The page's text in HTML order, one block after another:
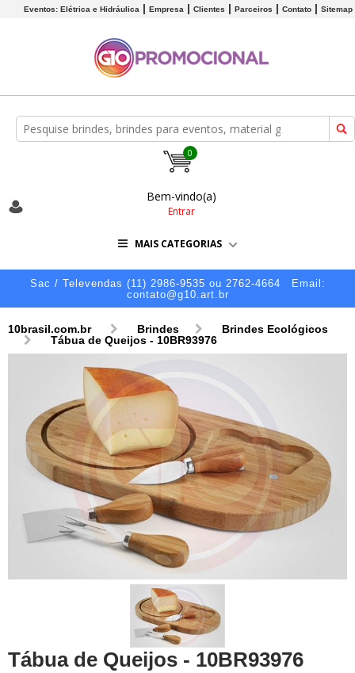
Eventos: Elétrica e Hidráulica Empresa Clientes Parceiros Contato Sitemap
0
Bem-vindo(a)
Entrar
MAIS CATEGORIAS
Sac / Televendas (11) 2986-9535 ou 2762-4664
Email:
contato@g10.art.br
10brasil.com.br Brindes
Brindes Ecológicos
Tábua de Queijos - 10BR93976
Tábua de Queijos - 10BR93976